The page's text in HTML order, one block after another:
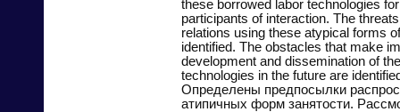
these borrowed labor technologies
participants of interaction. The
relations using these atypical forms
identified. The obstacles that make
development and dissemination of
technologies in the future are
Определены предпосылки
атипичных форм занятости.